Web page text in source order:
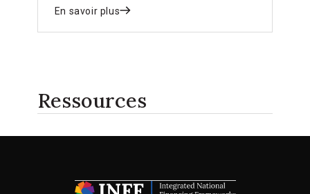
En savoir plus
Ressources